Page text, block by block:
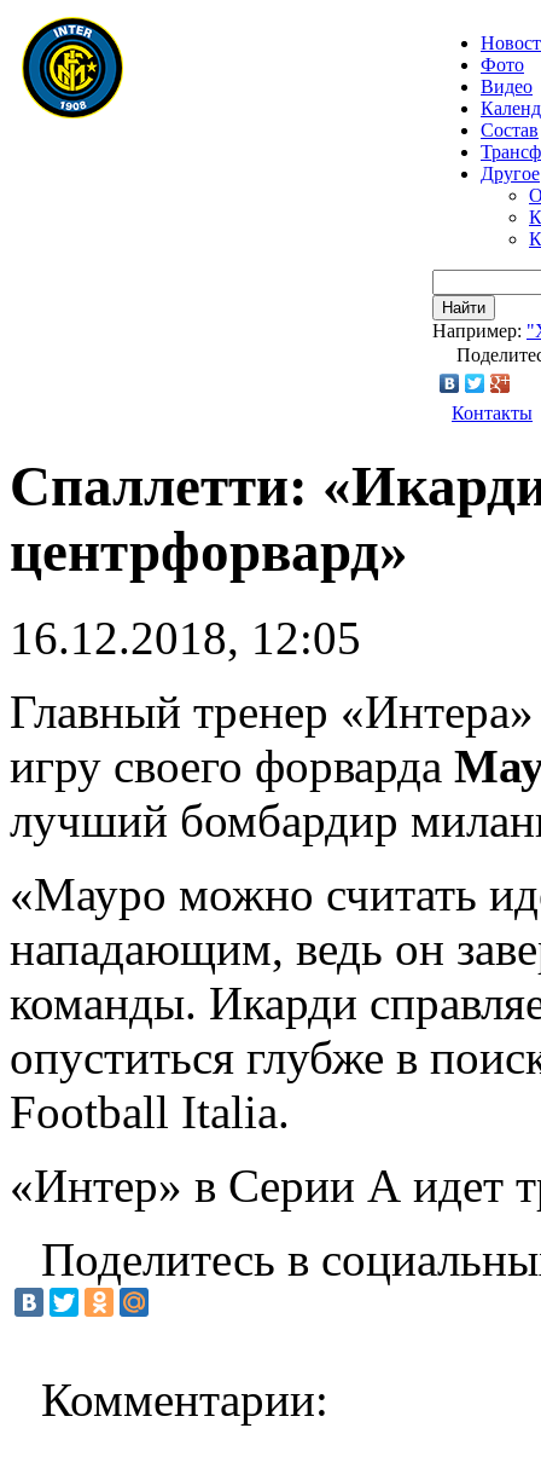
Фото
Видео
Состав
Другое
Найти
Например:
Контакты
Спаллетти:
центрфорвард»
16.12.2018, 12:05
Главный тренер
игру своего форварда
лучший бомбардир
«Мауро можно считать
нападающим, ведь он
команды. Икарди
опуститься глубже в
Football Italia.
«Интер» в Серии А идет
Поделитесь в
Комментарии: